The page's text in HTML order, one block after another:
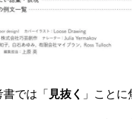
では「 見抜く 」ことに